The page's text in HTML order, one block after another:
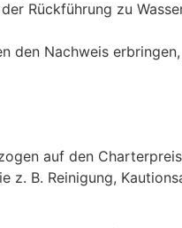
Rückführung zu
den Nachweis
auf den Charterpreis
z. B. Reinigung,